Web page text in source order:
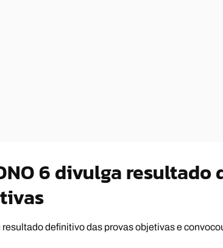
6 divulga
definitivo das provas objetivas e